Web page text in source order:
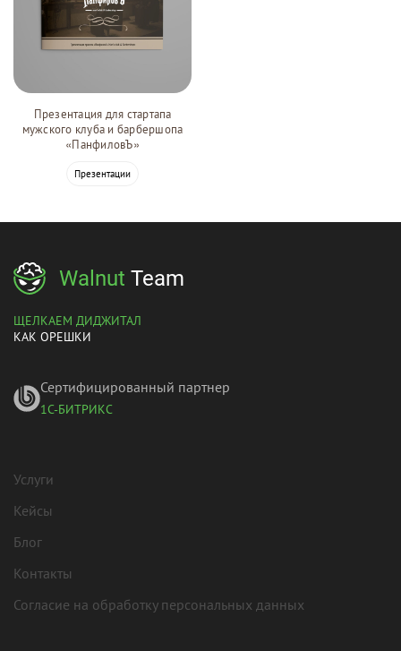
Презентация для стартапа
мужского клуба и барбершопа
«ПанфиловЪ»
Презентации
Walnut Team
ЩЕЛКАЕМ ДИДЖИТАЛ
КАК ОРЕШКИ
Сертифицированный партнер
1С-БИТРИКС
Услуги
Кейсы
Блог
Контакты
Согласие на обработку персональных данных